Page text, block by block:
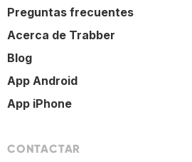
Preguntas frecuentes
Acerca de Trabber
Blog
App Android
App iPhone
CONTACTAR